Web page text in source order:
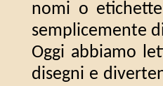
nomi o
semplicemente
Oggi abbiamo
disegni e